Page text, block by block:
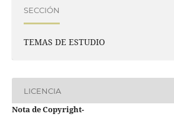
SECCIÓN
TEMAS DE ESTUDIO
LICENCIA
Nota de Copyright-